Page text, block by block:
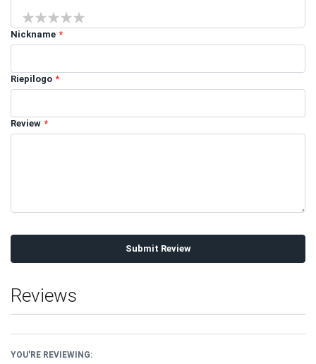
1 star2 stars
3 stars
4 stars5 stars
Nickname
Riepilogo
Review
Submit Review
Reviews
YOU'RE REVIEWING: